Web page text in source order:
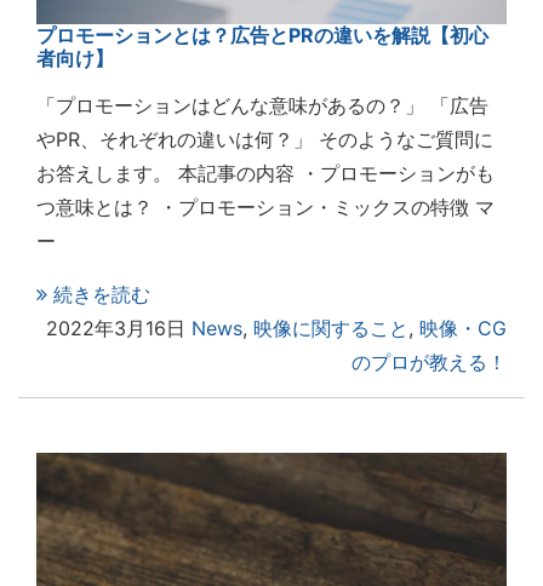
プロモーションとは？広告とPRの違いを解説【初心
者向け】
「プロモーションはどんな意味があるの？」 「広告
やPR、それぞれの違いは何？」 そのようなご質問に
お答えします。 本記事の内容 ・プロモーションがも
つ意味とは？ ・プロモーション・ミックスの特徴 マ
ー
続きを読む
2022年3月16日 News, 映像に関すること , 映像・CG
のプロが教える！